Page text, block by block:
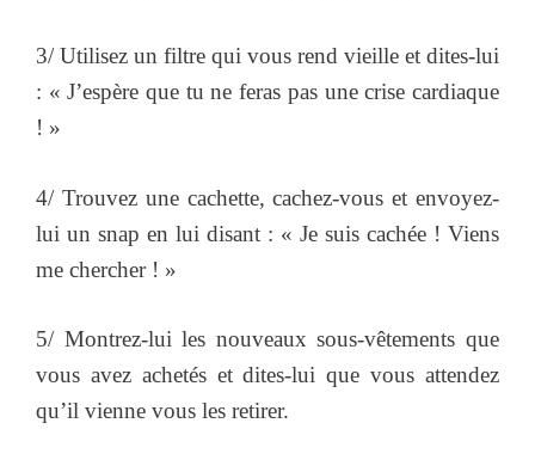
3/ Utilisez un filtre qui vous rend vieille et dites-lui
: « J’espère que tu ne feras pas une crise cardiaque
! »
4/ Trouvez une cachette, cachez-vous et envoyez-
lui un snap en lui disant : « Je suis cachée ! Viens
me chercher ! »
5/ Montrez-lui les nouveaux sous-vêtements que
vous avez achetés et dites-lui que vous attendez
qu’il vienne vous les retirer.